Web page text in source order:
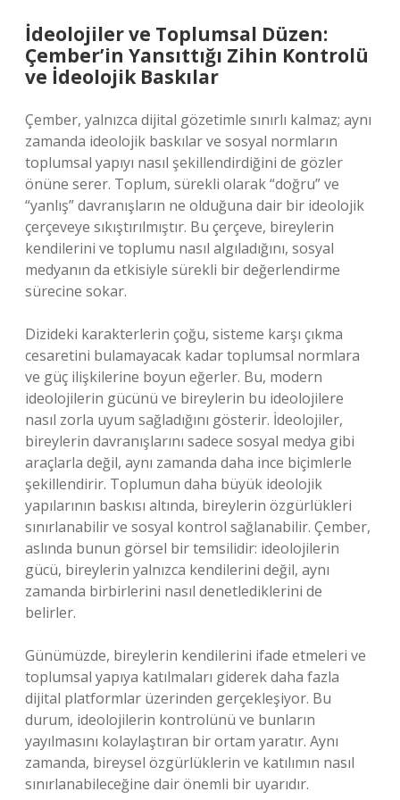
İdeolojiler ve Toplumsal Düzen:
Çember’in Yansıttığı Zihin Kontrolü
ve İdeolojik Baskılar
Çember, yalnızca dijital gözetimle sınırlı kalmaz; aynı
zamanda ideolojik baskılar ve sosyal normların
toplumsal yapıyı nasıl şekillendirdiğini de gözler
önüne serer. Toplum, sürekli olarak “doğru” ve
“yanlış” davranışların ne olduğuna dair bir ideolojik
çerçeveye sıkıştırılmıştır. Bu çerçeve, bireylerin
kendilerini ve toplumu nasıl algıladığını, sosyal
medyanın da etkisiyle sürekli bir değerlendirme
sürecine sokar.
Dizideki karakterlerin çoğu, sisteme karşı çıkma
cesaretini bulamayacak kadar toplumsal normlara
ve güç ilişkilerine boyun eğerler. Bu, modern
ideolojilerin gücünü ve bireylerin bu ideolojilere
nasıl zorla uyum sağladığını gösterir. İdeolojiler,
bireylerin davranışlarını sadece sosyal medya gibi
araçlarla değil, aynı zamanda daha ince biçimlerle
şekillendirir. Toplumun daha büyük ideolojik
yapılarının baskısı altında, bireylerin özgürlükleri
sınırlanabilir ve sosyal kontrol sağlanabilir. Çember,
aslında bunun görsel bir temsilidir: ideolojilerin
gücü, bireylerin yalnızca kendilerini değil, aynı
zamanda birbirlerini nasıl denetlediklerini de
belirler.
Günümüzde, bireylerin kendilerini ifade etmeleri ve
toplumsal yapıya katılmaları giderek daha fazla
dijital platformlar üzerinden gerçekleşiyor. Bu
durum, ideolojilerin kontrolünü ve bunların
yayılmasını kolaylaştıran bir ortam yaratır. Aynı
zamanda, bireysel özgürlüklerin ve katılımın nasıl
sınırlanabileceğine dair önemli bir uyarıdır.